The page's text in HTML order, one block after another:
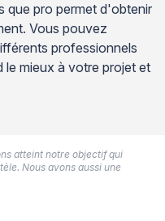
que pro permet d'obtenir
Vous pouvez
professionnels
le mieux à votre projet et
atteint notre objectif qui
Nous avons aussi une